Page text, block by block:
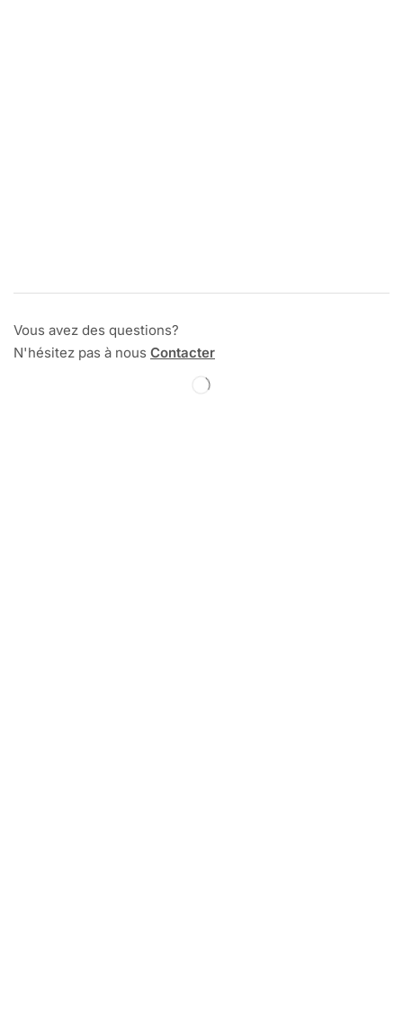
Vous avez des questions?
N'hésitez pas à nous Contacter